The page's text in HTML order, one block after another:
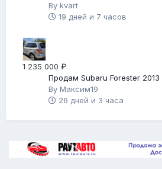
автомат
By kvart
19 дней и 7 часов
1 235 000 ₽
Продам Subaru Forester 2013
By Максим19
26 дней и 3 часа